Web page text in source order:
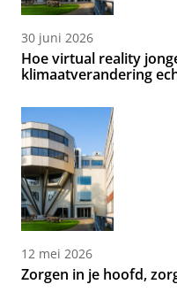
30 juni 2026
Hoe virtual reality
klimaatverandering
12 mei 2026
Zorgen in je hoofd,